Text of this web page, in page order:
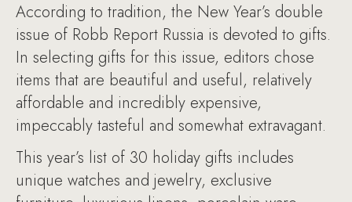
According to tradition, the New Year’s double
issue of Robb Report Russia is devoted to gifts.
In selecting gifts for this issue, editors chose
items that are beautiful and useful, relatively
affordable and incredibly expensive,
impeccably tasteful and somewhat extravagant.
This year’s list of 30 holiday gifts includes
unique watches and jewelry, exclusive